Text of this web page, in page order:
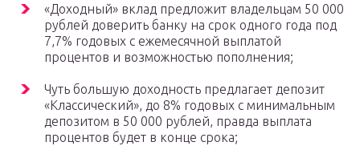
«Доходный» вклад предложит владельцам 50 000
рублей доверить банку на срок одного года под
7,7% годовых с ежемесячной выплатой
процентов и возможностью пополнения;
Чуть большую доходность предлагает депозит
«Классический», до 8% годовых с минимальным
депозитом в 50 000 рублей, правда выплата
процентов будет в конце срока;